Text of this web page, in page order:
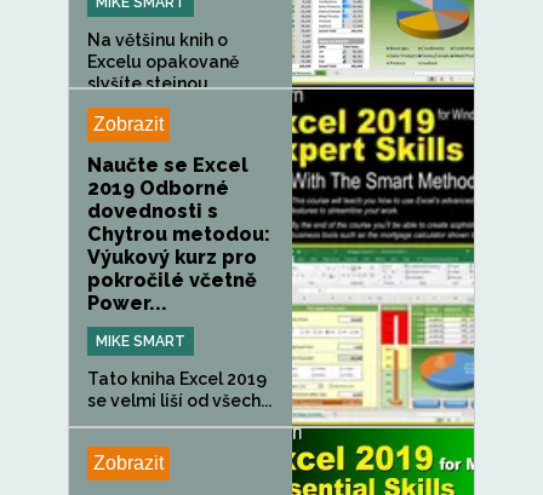
Na většinu knih o
Excelu opakovaně
slyšíte stejnou...
Zobrazit
Naučte se Excel
2019 Odborné
dovednosti s
Chytrou metodou:
Výukový kurz pro
pokročilé včetně
Power...
MIKE SMART
Tato kniha Excel 2019
se velmi liší od všech...
Zobrazit